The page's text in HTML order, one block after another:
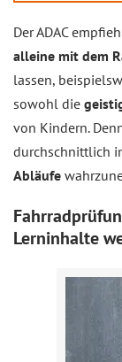
Der ADAC
alleine mit dem
lassen,
sowohl die
von Kindern.
durchschnittlich
Abläufe
Lerninhalte